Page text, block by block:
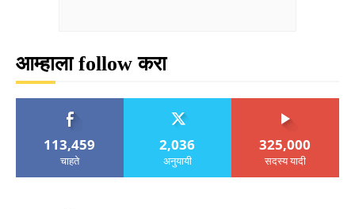
आम्हाला follow करा
113,459
चाहते
2,036
अनुयायी
325,000
सदस्य यादी